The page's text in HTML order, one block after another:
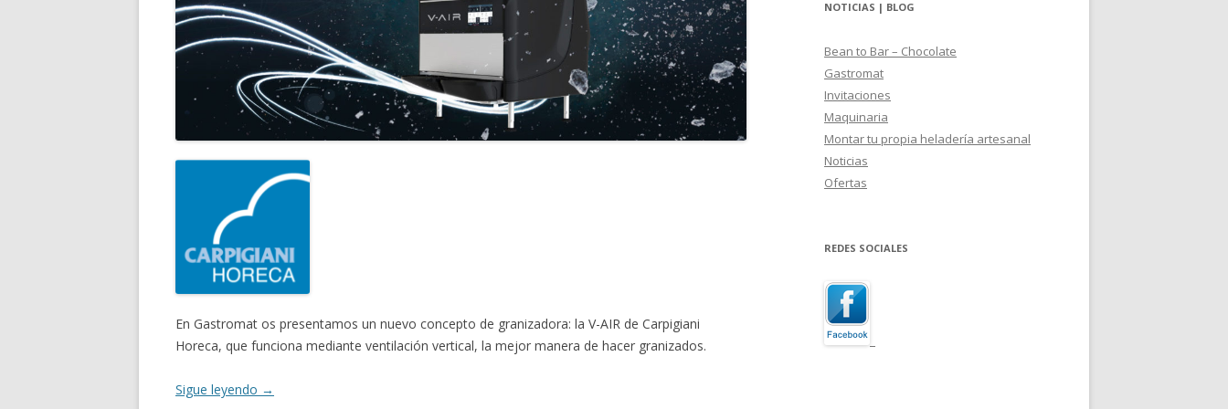
MONTADORAS DE NATA
PALOMITERAS / POP-CORN
PASTEURIZADORAS
PASTO-MANTECADORAS
En Gastromat os presentamos un nuevo concepto de granizadora: la V-AIR de Carpigiani
Horeca, que funciona mediante ventilación vertical, la mejor manera de hacer granizados.
Sigue leyendo →
NOTICIAS | BLOG
Bean to Bar – Chocolate
Gastromat
Invitaciones
Maquinaria
Montar tu propia heladería artesanal
Noticias
Ofertas
REDES SOCIALES